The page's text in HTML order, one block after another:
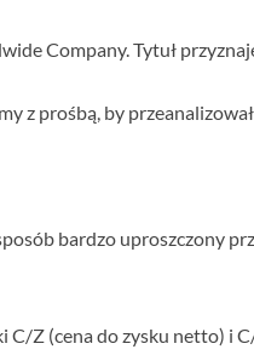
Company. Tytuł
z prośbą, by
bardzo uproszczony
Z (cena do zysku netto) i